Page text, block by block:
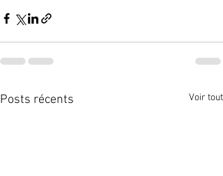
Posts récents Voir tout